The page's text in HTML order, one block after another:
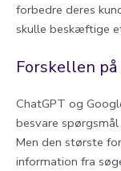
forbedre deres
skulle beskæftige
Forskellen
ChatGPT og
besvare
Men den største
information fra